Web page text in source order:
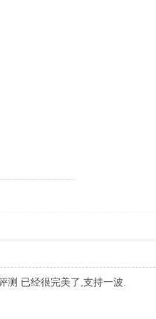
已经很完美了,支持一波.